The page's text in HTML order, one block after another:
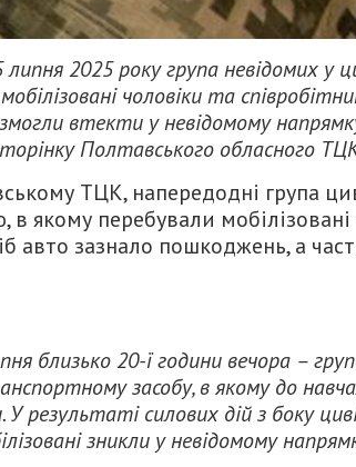
2025 року група невідомих у
чоловіки та
змогли втекти у невідомому
Полтавського обласного
ТЦК, напередодні група
якому перебували
авто зазнало пошкоджень, а
близько 20-ї години вечора –
засобу, в якому до
У результаті силових дій з боку
зникли у невідомому